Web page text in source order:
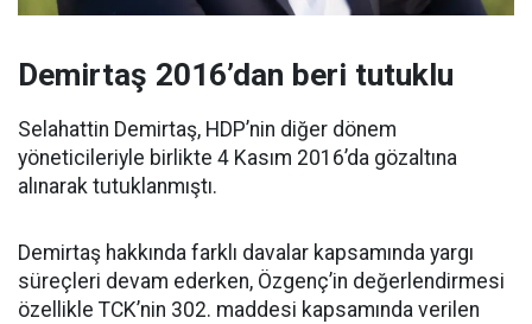
Demirtaş 2016’dan beri tutuklu
Selahattin Demirtaş, HDP’nin diğer dönem
yöneticileriyle birlikte 4 Kasım 2016’da gözaltına
alınarak tutuklanmıştı.
Demirtaş hakkında farklı davalar kapsamında yargı
süreçleri devam ederken, Özgenç’in değerlendirmesi
özellikle TCK’nin 302. maddesi kapsamında verilen